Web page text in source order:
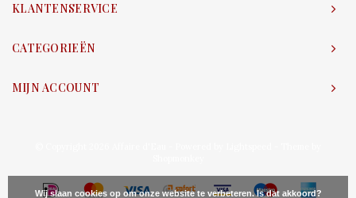
KLANTENSERVICE
CATEGORIEËN
MIJN ACCOUNT
Wij slaan cookies op om onze website te verbeteren. Is dat akkoord?